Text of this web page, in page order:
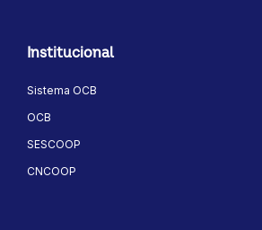
Institucional
Sistema OCB
OCB
SESCOOP
CNCOOP